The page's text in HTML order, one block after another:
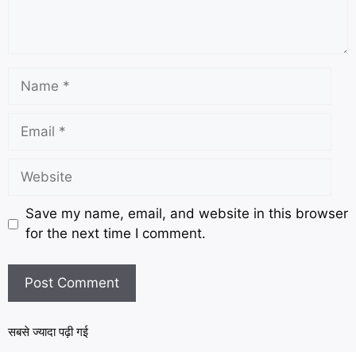
Save my name, email, and website in this browser
for the next time I comment.
सबसे ज्यादा पढ़ी गई